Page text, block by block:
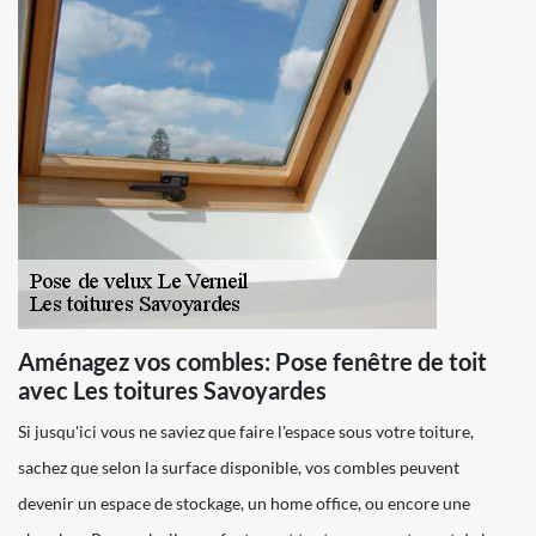
Aménagez vos combles: Pose fenêtre de toit
avec Les toitures Savoyardes
Si jusqu'ici vous ne saviez que faire l'espace sous votre toiture,
sachez que selon la surface disponible, vos combles peuvent
devenir un espace de stockage, un home office, ou encore une